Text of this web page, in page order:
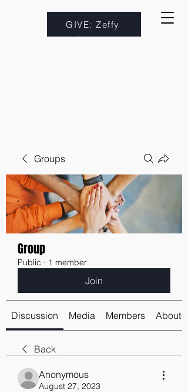
GIVE: Zeffy
Groups
Group
Public · 1 member
Join
Discussion Media Members About
Back
Anonymous
August 27, 2023